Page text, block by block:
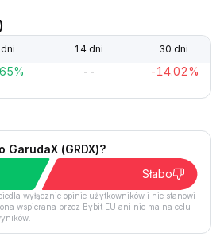
14 dni 30 dni
-- -14.02%
(GRDX)?
Słabo
wyłącznie opinie użytkowników i nie stanowi
wspierana przez Bybit EU ani nie ma na celu